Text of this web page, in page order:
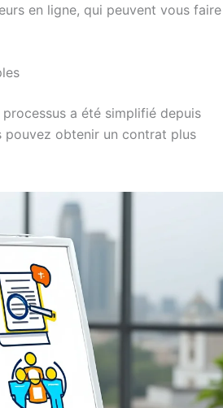
en ligne, qui peuvent vous faire
a été simplifié depuis
pouvez obtenir un contrat plus